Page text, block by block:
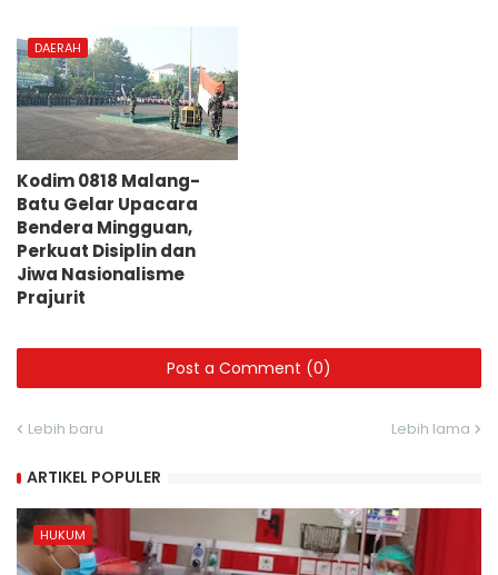
DAERAH
Kodim 0818 Malang-
Batu Gelar Upacara
Bendera Mingguan,
Perkuat Disiplin dan
Jiwa Nasionalisme
Prajurit
Post a Comment (0)
Lebih baru Lebih lama
ARTIKEL POPULER
HUKUM